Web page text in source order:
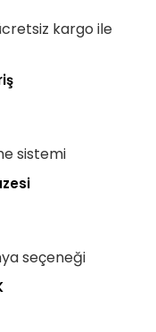
kargo ile
sistemi
seçeneği